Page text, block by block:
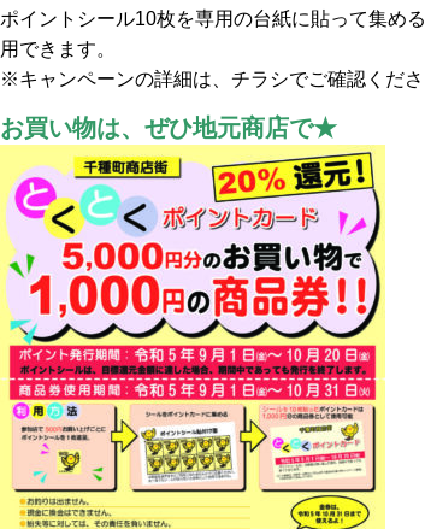
ポイントシール10枚を専用の台紙に貼って集める
用できます。
※キャンペーンの詳細は、チラシでご確認くださ
お買い物は、ぜひ地元商店で★